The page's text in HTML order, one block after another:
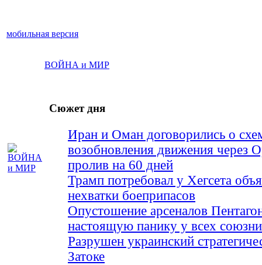
мобильная версия
ВОЙНА и МИР
Сюжет дня
Иран и Оман договорились о
возобновления движения через
пролив на 60 дней
Трамп потребовал у Хегсета
нехватки боеприпасов
Опустошение арсеналов
настоящую панику у всех
Разрушен украинский
Затоке